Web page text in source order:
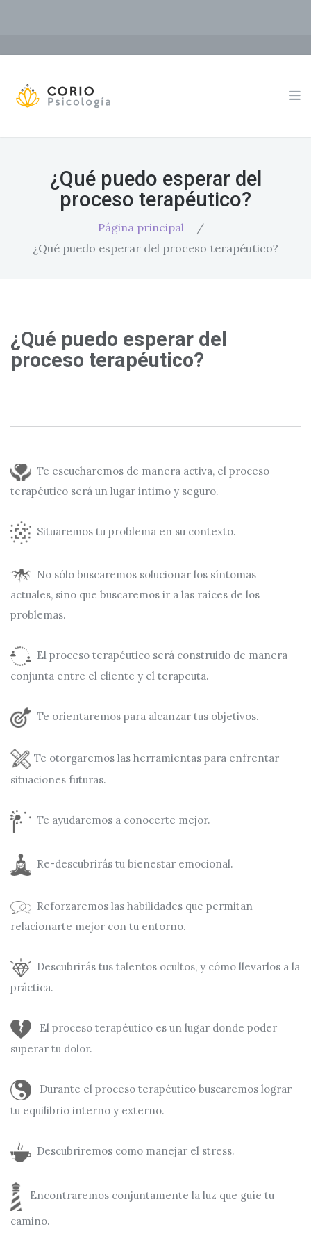
¿Qué puedo esperar del
proceso terapéutico?
Página principal
/
¿Qué puedo esperar del proceso terapéutico?
¿Qué puedo esperar del
proceso terapéutico?
Te escucharemos de manera activa, el proceso
terapéutico será un lugar intimo y seguro.
Situaremos tu problema en su contexto.
No sólo buscaremos solucionar los síntomas
actuales, sino que buscaremos ir a las raíces de los
problemas.
El proceso terapéutico será construido de manera
conjunta entre el cliente y el terapeuta.
Te orientaremos para alcanzar tus objetivos.
Te otorgaremos las herramientas para enfrentar
situaciones futuras.
Te ayudaremos a conocerte mejor.
Re-descubrirás tu bienestar emocional.
Reforzaremos las habilidades que permitan
relacionarte mejor con tu entorno.
Descubrirás tus talentos ocultos, y cómo llevarlos a la
práctica.
El proceso terapéutico es un lugar donde poder
superar tu dolor.
Durante el proceso terapéutico buscaremos lograr
tu equilibrio interno y externo.
Descubriremos como manejar el stress.
Encontraremos conjuntamente la luz que guíe tu
camino.